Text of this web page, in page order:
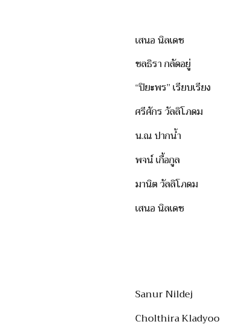
เสนอ นิลเดช
ชลธิรา กลัดอยู่
“ปิยะพร” เรียบเรียง
ศรีศักร วัลลิโภดม
น.ณ ปากน้ำ
พจน์ เกื้อกูล
มานิต วัลลิโภดม
เสนอ นิลเดช
Sanur Nildej
Cholthira Kladyoo